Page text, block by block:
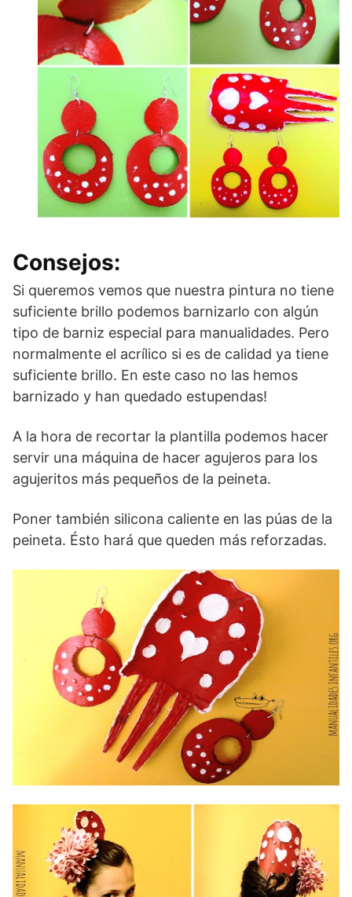
Consejos:
Si queremos vemos que nuestra pintura no tiene
suficiente brillo podemos barnizarlo con algún
tipo de barniz especial para manualidades. Pero
normalmente el acrílico si es de calidad ya tiene
suficiente brillo. En este caso no las hemos
barnizado y han quedado estupendas!
A la hora de recortar la plantilla podemos hacer
servir una máquina de hacer agujeros para los
agujeritos más pequeños de la peineta.
Poner también silicona caliente en las púas de la
peineta. Ésto hará que queden más reforzadas.